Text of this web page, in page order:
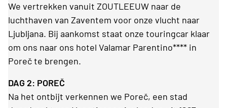
We vertrekken vanuit ZOUTLEEUW naar de
luchthaven van Zaventem voor onze vlucht naar
Ljubljana. Bij aankomst staat onze touringcar klaar
om ons naar ons hotel Valamar Parentino**** in
Poreč te brengen.
DAG 2: POREČ
Na het ontbijt verkennen we Poreč, een stad